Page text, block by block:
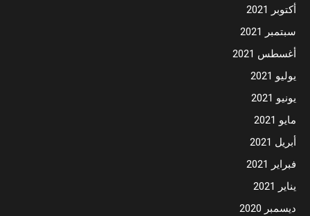
أكتوبر 2021
سبتمبر 2021
أغسطس 2021
يوليو 2021
يونيو 2021
مايو 2021
أبريل 2021
فبراير 2021
يناير 2021
ديسمبر 2020